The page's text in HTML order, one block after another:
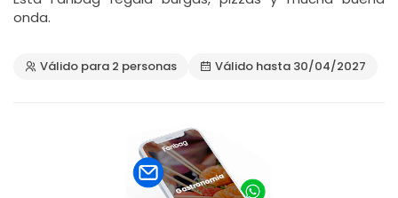
onda.
Válido para 2 personas Válido hasta 30/04/2027